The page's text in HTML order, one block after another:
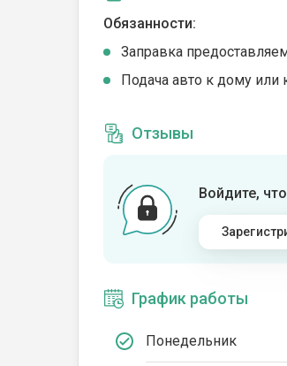
Обязанности:
Заправка
Подача авто к дому или
Отзывы
Войдите,
График работы
Понедельник